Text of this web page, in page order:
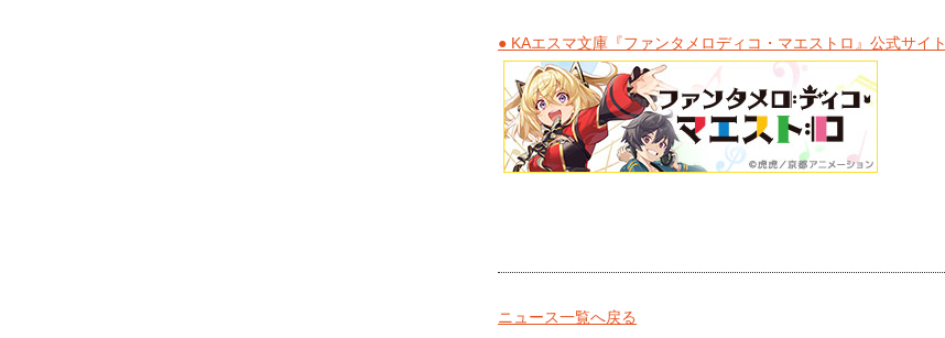
● KAエスマ文庫『ファンタメロディコ・マエストロ』公式サイト
ニュース一覧へ戻る